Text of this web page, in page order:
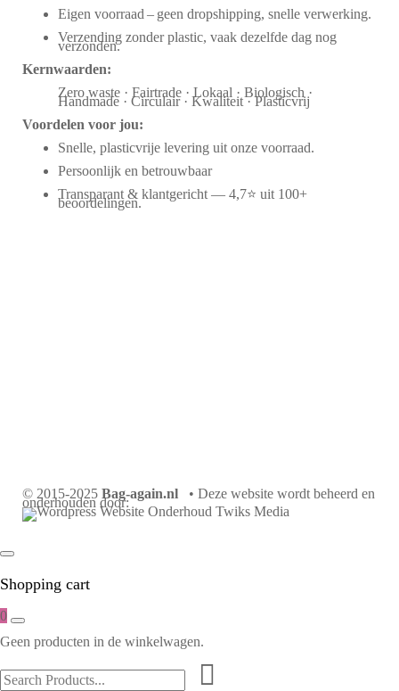
Eigen voorraad – geen dropshipping, snelle verwerking.
Verzending zonder plastic, vaak dezelfde dag nog
verzonden.
Kernwaarden:
Zero waste · Fairtrade · Lokaal · Biologisch ·
Handmade · Circulair · Kwaliteit · Plasticvrij
Voordelen voor jou:
Snelle, plasticvrije levering uit onze voorraad.
Persoonlijk en betrouwbaar
Transparant & klantgericht — 4,7⭐ uit 100+
beoordelingen.
© 2015-2025 Bag-again.nl • Deze website wordt beheerd en
onderhouden door:
Shopping cart
0
Geen producten in de winkelwagen.